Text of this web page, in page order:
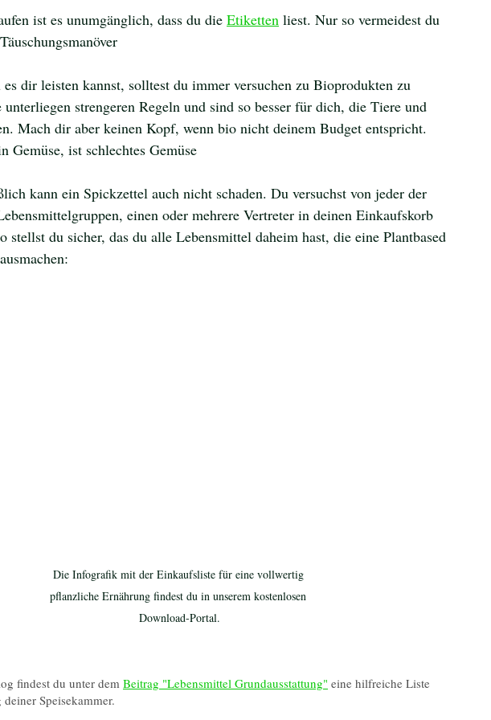
ist es unumgänglich, dass du die Etiketten liest. Nur so vermeidest du
dir leisten kannst, solltest du immer versuchen zu Bioprodukten zu
unterliegen strengeren Regeln und sind so besser für dich, die Tiere und
Mach dir aber keinen Kopf, wenn bio nicht deinem Budget entspricht.
Gemüse, ist schlechtes Gemüse
kann ein Spickzettel auch nicht schaden. Du versuchst von jeder der
einen oder mehrere Vertreter in deinen Einkaufskorb
stellst du sicher, das du alle Lebensmittel daheim hast, die eine Plantbased
Die Infografik mit der Einkaufsliste für eine vollwertig
pflanzliche Ernährung findest du in unserem kostenlosen
Download-Portal.
findest du unter dem Beitrag "Lebensmittel Grundausstattung" eine hilfreiche Liste
Speisekammer.